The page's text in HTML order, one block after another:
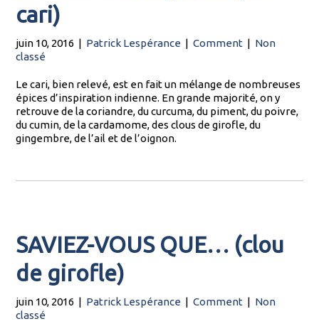
cari)
juin 10, 2016 | Patrick Lespérance |Comment | Non
classé
Le cari, bien relevé, est en fait un mélange de nombreuses
épices d’inspiration indienne. En grande majorité, on y
retrouve de la coriandre, du curcuma, du piment, du poivre,
du cumin, de la cardamome, des clous de girofle, du
gingembre, de l’ail et de l’oignon.
SAVIEZ-VOUS QUE… (clou
de girofle)
juin 10, 2016 | Patrick Lespérance |Comment | Non
classé